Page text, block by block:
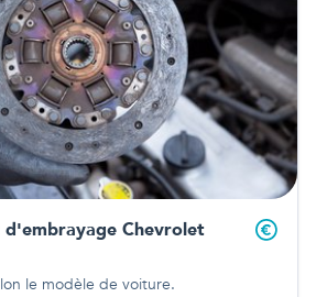
d'embrayage Chevrolet
le modèle de voiture.